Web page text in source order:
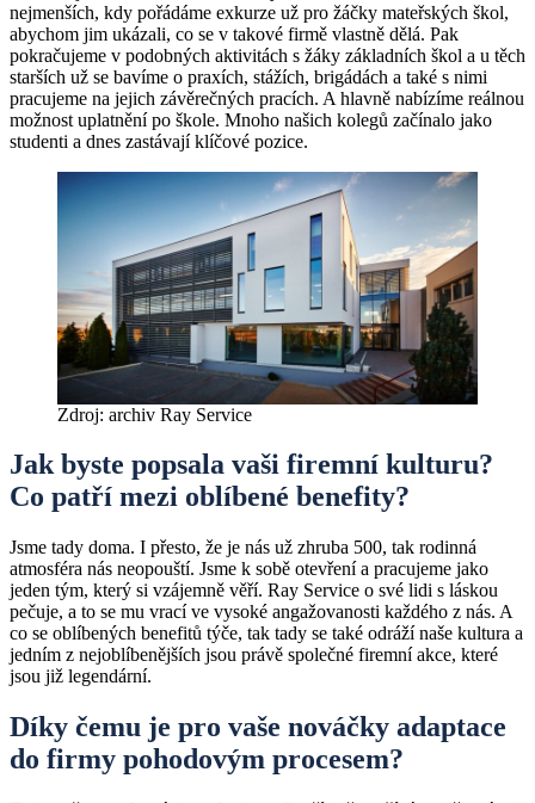
nejmenších, kdy pořádáme exkurze už pro žáčky mateřských škol,
abychom jim ukázali, co se v takové firmě vlastně dělá. Pak
pokračujeme v podobných aktivitách s žáky základních škol a u těch
starších už se bavíme o praxích, stážích, brigádách a také s nimi
pracujeme na jejich závěrečných pracích. A hlavně nabízíme reálnou
možnost uplatnění po škole. Mnoho našich kolegů začínalo jako
studenti a dnes zastávají klíčové pozice.
Zdroj: archiv Ray Service
Jak byste popsala vaši firemní kulturu?
Co patří mezi oblíbené benefity?
Jsme tady doma. I přesto, že je nás už zhruba 500, tak rodinná
atmosféra nás neopouští. Jsme k sobě otevření a pracujeme jako
jeden tým, který si vzájemně věří. Ray Service o své lidi s láskou
pečuje, a to se mu vrací ve vysoké angažovanosti každého z nás. A
co se oblíbených benefitů týče, tak tady se také odráží naše kultura a
jedním z nejoblíbenějších jsou právě společné firemní akce, které
jsou již legendární.
Díky čemu je pro vaše nováčky adaptace
do firmy pohodovým procesem?